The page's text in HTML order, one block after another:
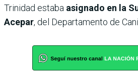
Trinidad estaba asignado en la
Acepar, del Departamento de